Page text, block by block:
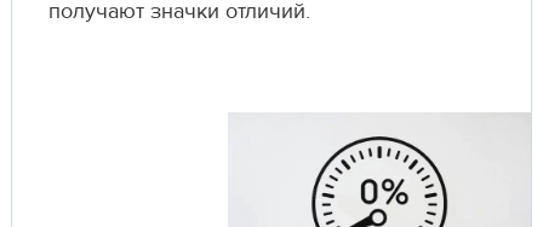
получают значки отличий.